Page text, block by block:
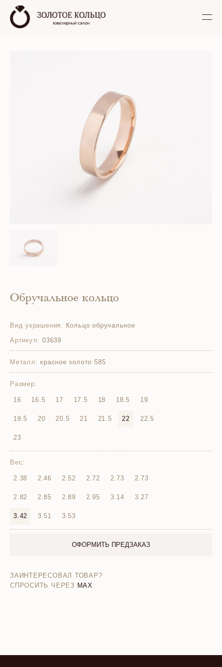
Обручальное кольцо
Вид украшения: Кольцо обручальное
Артикул: 03639
Металл: красное золото 585
Размер:
16 16.5 17 17.5 18 18.5 19
19.5 20 20.5 21 21.5 22 22.5
23
Вес:
2.38 2.46 2.52 2.72 2.73 2.73
2.82 2.85 2.89 2.95 3.14 3.27
3.42 3.51 3.53
ОФОРМИТЬ ПРЕДЗАКАЗ
ЗАИНТЕРЕСОВАЛ ТОВАР?
СПРОСИТЬ ЧЕРЕЗ MAX